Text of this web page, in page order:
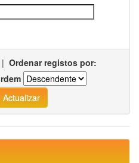
| Ordenar registos por: